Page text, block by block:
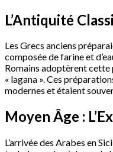
L’Antiquité
Les Grecs anciens
composée de farine et
Romains adoptèrent cette
« lagana ». Ces
modernes et étaient
Moyen Âge :
L’arrivée des Arabes en